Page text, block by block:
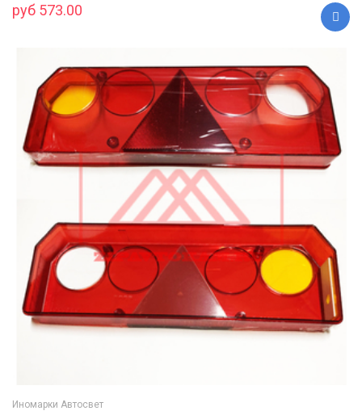
руб 573.00
Иномарки Автосвет